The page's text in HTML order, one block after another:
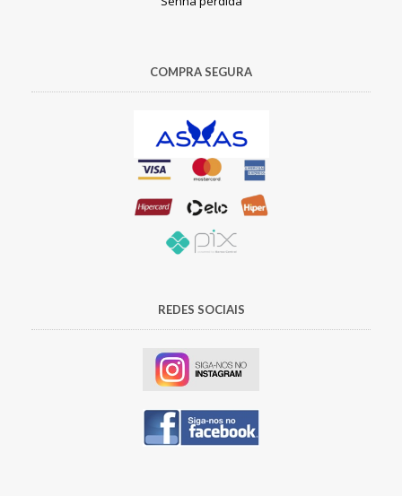
COMPRA SEGURA
REDES SOCIAIS